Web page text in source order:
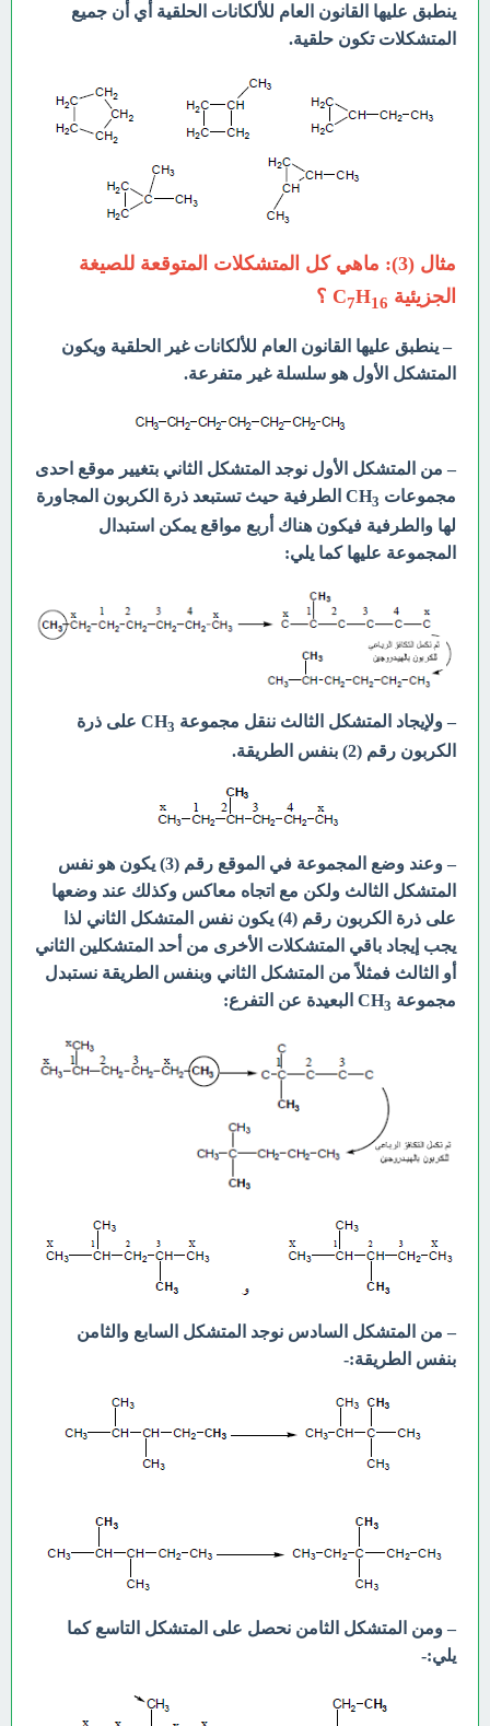
ينطبق عليها القانون العام للألكانات الحلقية أي أن جميع
المتشكلات تكون حلقية.
مثال (3): ماهي كل المتشكلات المتوقعة للصيغة
الجزيئية C
7H16 ؟
– ينطبق عليها القانون العام للألكانات غير الحلقية ويكون
المتشكل الأول هو سلسلة غير متفرعة.
– من المتشكل الأول نوجد المتشكل الثاني بتغيير موقع احدى
مجموعات CH 3
الطرفية حيث تستبعد ذرة الكربون المجاورة
لها والطرفية فيكون هناك أربع مواقع يمكن استبدال
المجموعة عليها كما يلي:
– ولإيجاد المتشكل الثالث ننقل مجموعة CH 3
على ذرة
الكربون رقم (2) بنفس الطريقة.
– وعند وضع المجموعة في الموقع رقم (3) يكون هو نفس
المتشكل الثالث ولكن مع اتجاه معاكس وكذلك عند وضعها
على ذرة الكربون رقم (4) يكون نفس المتشكل الثاني لذا
يجب إيجاد باقي المتشكلات الأخرى من أحد المتشكلين الثاني
أو الثالث فمثلاً من المتشكل الثاني وبنفس الطريقة نستبدل
مجموعة CH 3 البعيدة عن التفرع:
– من المتشكل السادس نوجد المتشكل السابع والثامن
بنفس الطريقة:-
– ومن المتشكل الثامن نحصل على المتشكل التاسع كما
يلي:-